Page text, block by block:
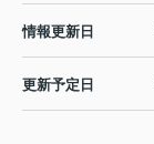
情報更新日
更新予定日